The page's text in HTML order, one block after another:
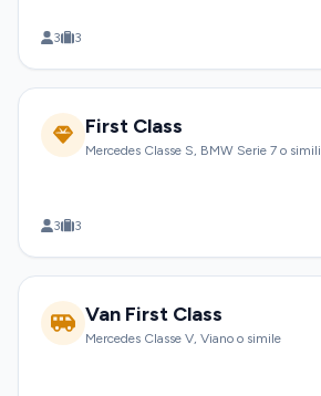
3 3
First Class
Mercedes Classe S, BMW Serie 7 o simili
3 3
Van First Class
Mercedes Classe V, Viano o simile